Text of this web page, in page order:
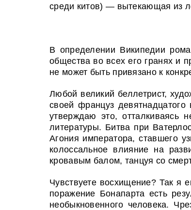
среди китов) — вытекающая из
В определении Википедии
общества во всех его гранях и
не может быть привязано к
Любой великий беллетрист,
своей француз
утверждаю это, отталкиваясь
литературы. Битва при
Агония императора, ставшего
колоссальное влияние на
кровавым балом, танцуя со
Чувствуете восхищение? Так я
поражение Бонапарта есть
необыкновенного человека.